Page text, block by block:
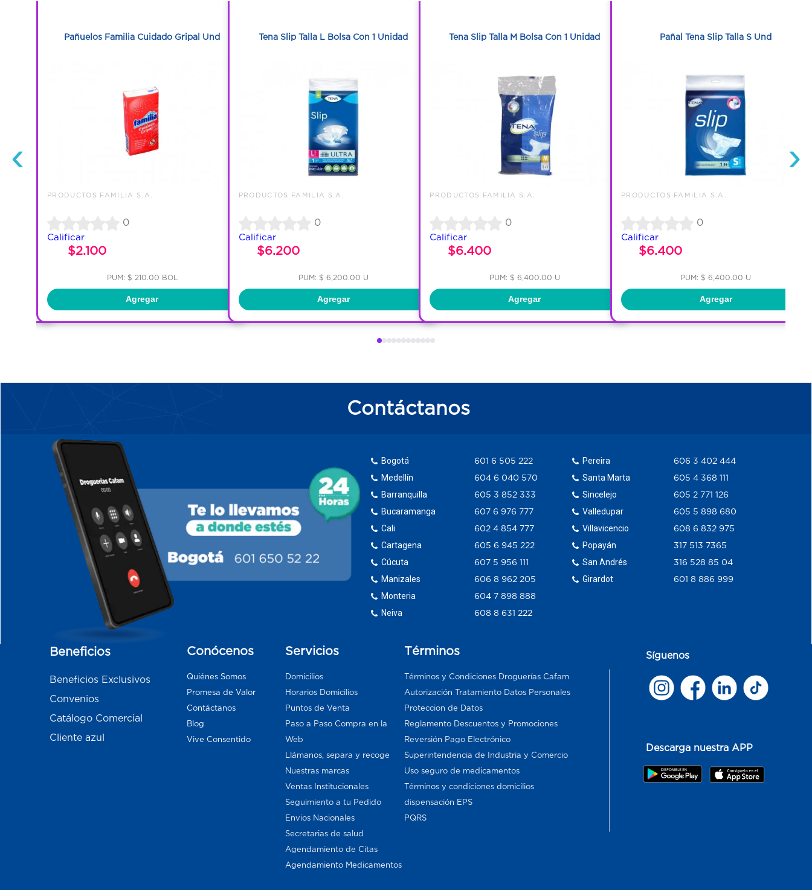
‹
Pañuelos Familia Cuidado Gripal Und
PRODUCTOS FAMILIA S.A.
0
Calificar
$2.100
PUM: $ 210.00 BOL
Agregar
Tena Slip Talla L Bolsa Con 1 Unidad
PRODUCTOS FAMILIA S.A.
0
Calificar
$6.200
PUM: $ 6,200.00 U
Agregar
Tena Slip Talla M Bolsa Con 1 Unidad
PRODUCTOS FAMILIA S.A.
0
Calificar
$6.400
PUM: $ 6,400.00 U
Agregar
Pañal Tena Slip Talla S Und
PRODUCTOS FAMILIA S.A.
0
Calificar
$6.400
PUM: $ 6,400.00 U
Agregar
›
Contáctanos
Bogotá
Medellín
Barranquilla
Bucaramanga
Cali
Cartagena
Cúcuta
Manizales
Monteria
Neiva
601 6 505 222
604 6 040 570
605 3 852 333
607 6 976 777
602 4 854 777
605 6 945 222
607 5 956 111
606 8 962 205
604 7 898 888
608 8 631 222
Pereira
Santa Marta
Sincelejo
Valledupar
Villavicencio
Popayán
San Andrés
Girardot
606 3 402 444
605 4 368 111
605 2 771 126
605 5 898 680
608 6 832 975
317 513 7365
316 528 85 04
601 8 886 999
Beneficios
Beneficios Exclusivos
Convenios
Catálogo Comercial
Cliente azul
Conócenos
Quiénes Somos
Promesa de Valor
Contáctanos
Blog
Vive Consentido
Servicios
Domicilios
Horarios Domicilios
Puntos de Venta
Paso a Paso Compra en la
Web
Llámanos, separa y recoge
Nuestras marcas
Ventas Institucionales
Seguimiento a tu Pedido
Envios Nacionales
Secretarias de salud
Agendamiento de Citas
Agendamiento Medicamentos
Términos
Términos y Condiciones Droguerías Cafam
Autorización Tratamiento Datos Personales
Proteccion de Datos
Reglamento Descuentos y Promociones
Reversión Pago Electrónico
Superintendencia de Industria y Comercio
Uso seguro de medicamentos
Términos y condiciones domicilios
dispensación EPS
PQRS
Síguenos
Descarga nuestra APP